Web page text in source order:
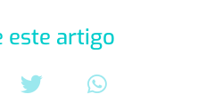
este artigo